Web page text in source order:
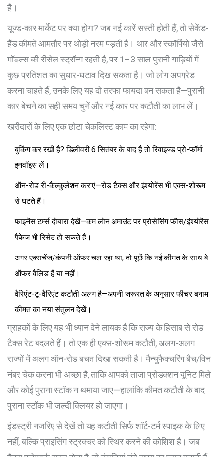
है।
यूज्ड-कार मार्केट पर क्या होगा? जब नई कारें सस्ती होती हैं, तो सेकेंड-
हैंड कीमतें आमतौर पर थोड़ी नरम पड़ती हैं। थार और स्कॉर्पियो जैसे
मॉडल्स की रीसेल स्ट्रॉन्ग रहती है, पर 1–3 साल पुरानी गाड़ियों में
कुछ प्रतिशत का सुधार-घटाव दिख सकता है। जो लोग अपग्रेड
करना चाहते हैं, उनके लिए यह दो तरफा फायदा बन सकता है—पुरानी
कार बेचने का सही समय चुनें और नई कार पर कटौती का लाभ लें।
खरीदारों के लिए एक छोटा चेकलिस्ट काम का रहेगा:
बुकिंग कर रखी है? डिलीवरी 6 सितंबर के बाद है तो रिवाइज्ड प्रो-फॉर्मा
इनवॉइस लें।
ऑन-रोड री-कैल्कुलेशन कराएं—रोड टैक्स और इंश्योरेंस भी एक्स-शोरूम
से घटते हैं।
फाइनेंस टर्म्स दोबारा देखें—कम लोन अमाउंट पर प्रोसेसिंग फीस/इंश्योरेंस
पैकेज भी रिसेट हो सकते हैं।
अगर एक्सचेंज/कंपनी ऑफर चल रहा था, तो पूछें कि नई कीमत के साथ वे
ऑफर वैलिड हैं या नहीं।
वैरिएंट-टू-वैरिएंट कटौती अलग है—अपनी जरूरत के अनुसार फीचर बनाम
कीमत का नया संतुलन देखें।
ग्राहकों के लिए यह भी ध्यान देने लायक है कि राज्य के हिसाब से रोड
टैक्स रेट बदलते हैं। तो एक ही एक्स-शोरूम कटौती, अलग-अलग
राज्यों में अलग ऑन-रोड बचत दिखा सकती है। मैन्युफैक्चरिंग बैच/विन
नंबर चेक करना भी अच्छा है, ताकि आपको ताजा प्रोडक्शन यूनिट मिले
और कोई पुराना स्टॉक न थमाया जाए—हालांकि कीमत कटौती के बाद
पुराना स्टॉक भी जल्दी क्लियर हो जाएगा।
इंडस्ट्री नजरिए से देखें तो यह कटौती सिर्फ शॉर्ट-टर्म स्पाइक के लिए
नहीं, बल्कि प्राइसिंग स्ट्रक्चर को स्थिर करने की कोशिश है। जब